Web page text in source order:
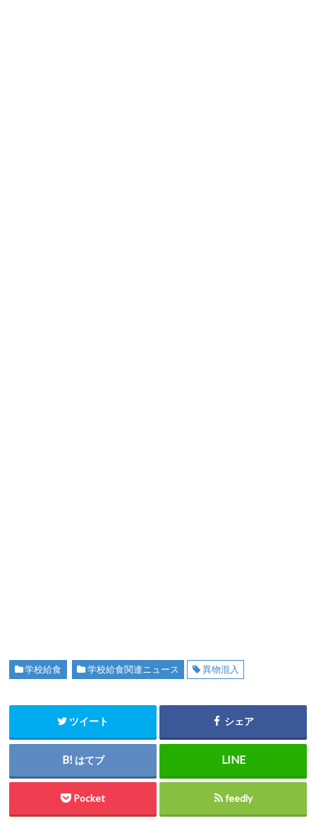
学校給食 学校給食関連ニュース 異物混入
ツイート シェア
はてブ
Pocket feedly